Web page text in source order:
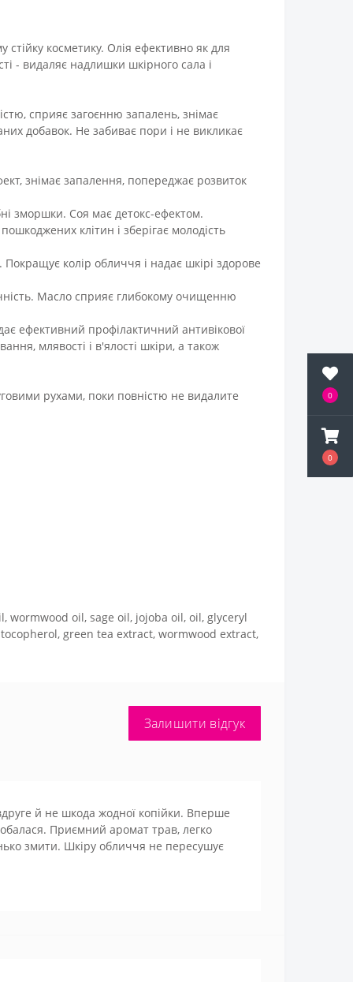
0
0
косметику. Олія ефективно як для
- видаляє надлишки шкірного сала і
сприяє загоєнню запалень, знімає
добавок. Не забиває пори і не викликає
знімає запалення, попереджає розвиток
зморшки. Соя має детокс-ефектом.
клітин і зберігає молодість
колір обличчя і надає шкірі здорове
Масло сприяє глибокому очищенню
ефективний профілактичний антивікової
млявості і в'ялості шкіри, а також
рухами, поки повністю не видалите
oil, sage oil, jojoba oil, oil, glyceryl
green tea extract, wormwood extract,
Залишити відгук
й не шкода жодної копійки. Вперше
Приємний аромат трав, легко
змити. Шкіру обличчя не пересушує